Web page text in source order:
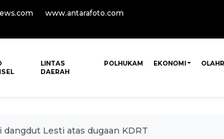
www.antarafoto.com
LINTAS
DAERAH
POLHUKAM EKONOMI
Lesti atas dugaan KDRT